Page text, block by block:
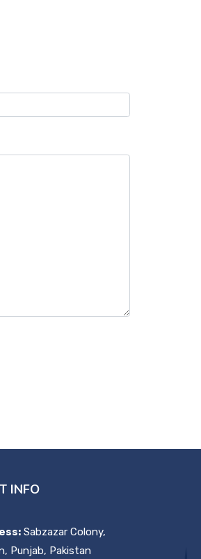
INFO
Sabzazar Colony,
Punjab, Pakistan